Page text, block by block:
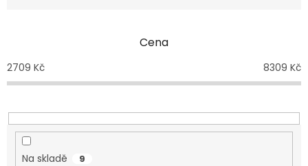
p
r
o
u
Cena
2709 Kč 8309 Kč
Na skladě 9